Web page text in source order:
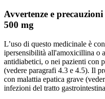
Avvertenze e
500 mg
L’uso di questo medicinale è
ipersensibilità all'amoxicillina o
antidiabetici, o nei pazienti con
(vedere paragrafi 4.3 e 4.5). Il
con malattia epatica grave
infezioni del tratto